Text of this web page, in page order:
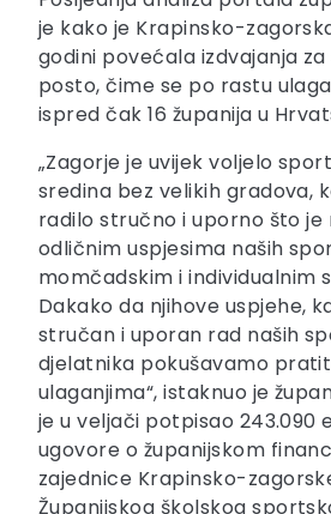
je kako je Krapinsko-
godini povećala izdvajanja
posto, čime se po rastu
ispred čak 16 županija u
„Zagorje je uvijek voljelo
sredina bez velikih gradova,
radilo stručno i uporno što je
odličnim uspjesima naših
momčadskim i individualnim
Dakako da njihove uspjehe,
stručan i uporan rad naših
djelatnika pokušavamo
ulaganjima“, istaknuo je
je u veljači potpisao 243.090
ugovore o županijskom
zajednice Krapinsko-
Županijskog školskog